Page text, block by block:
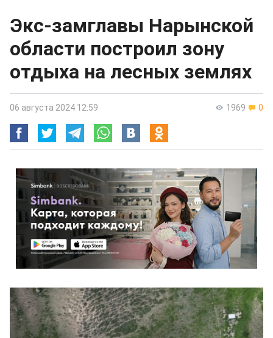
Экс-замглавы Нарынской
области построил зону
отдыха на лесных землях
1969 0
06 августа 2024 12:59